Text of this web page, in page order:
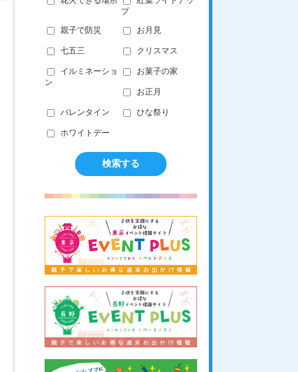
プ
親子で防災 お月見
七五三 クリスマス
イルミネーショ
ン
お菓子の家
お正月
バレンタイン ひな祭り
ホワイトデー